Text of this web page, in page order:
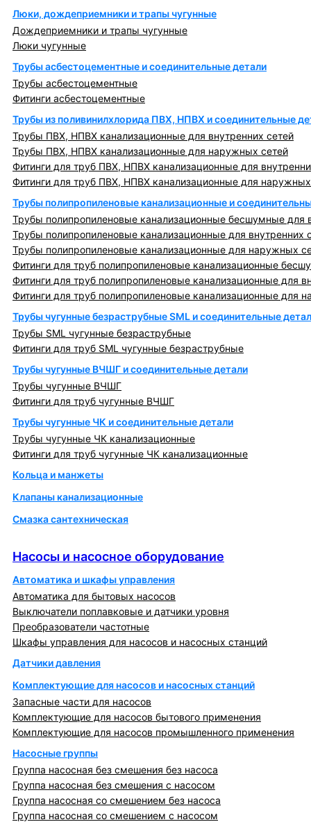
Люки, дождеприемники и трапы чугунные
Дождеприемники и трапы чугунные
Люки чугунные
Трубы асбестоцементные и соединительные детали
Трубы асбестоцементные
Фитинги асбестоцементные
Трубы из поливинилхлорида ПВХ, НПВХ и соединительные
Трубы ПВХ, НПВХ канализационные для внутренних сетей
Трубы ПВХ, НПВХ канализационные для наружных сетей
Фитинги для труб ПВХ, НПВХ канализационные для
Фитинги для труб ПВХ, НПВХ канализационные для
Трубы полипропиленовые канализационные и
Трубы полипропиленовые канализационные бесшумные для
Трубы полипропиленовые канализационные для внутренних
Трубы полипропиленовые канализационные для наружных
Фитинги для труб полипропиленовые канализационные
Фитинги для труб полипропиленовые канализационные для
Фитинги для труб полипропиленовые канализационные для
Трубы чугунные безраструбные SML и соединительные
Трубы SML чугунные безраструбные
Фитинги для труб SML чугунные безраструбные
Трубы чугунные ВЧШГ и соединительные детали
Трубы чугунные ВЧШГ
Фитинги для труб чугунные ВЧШГ
Трубы чугунные ЧК и соединительные детали
Трубы чугунные ЧК канализационные
Фитинги для труб чугунные ЧК канализационные
Кольца и манжеты
Клапаны канализационные
Смазка сантехническая
Насосы и насосное оборудование
Автоматика и шкафы управления
Автоматика для бытовых насосов
Выключатели поплавковые и датчики уровня
Преобразователи частотные
Шкафы управления для насосов и насосных станций
Датчики давления
Комплектующие для насосов и насосных станций
Запасные части для насосов
Комплектующие для насосов бытового применения
Комплектующие для насосов промышленного применения
Насосные группы
Группа насосная без смешения без насоса
Группа насосная без смешения с насосом
Группа насосная со смешением без насоса
Группа насосная со смешением с насосом